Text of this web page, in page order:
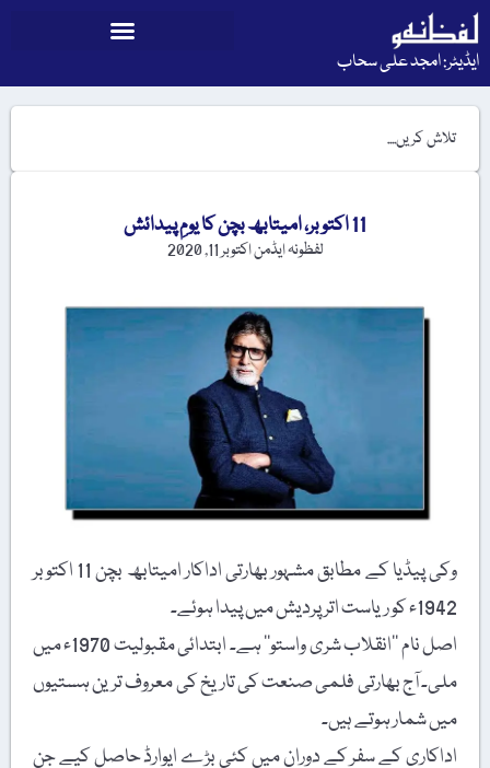
ایڈیٹر: امجد علی سحاب
11 اکتوبر، امیتابھ بچن کا یومِ پیدائش
لفظونہ ایڈمناکتوبر 11, 2020
وکی پیڈیا کے مطابق مشہور بھارتی اداکار امیتابھ بچن 11 اکتوبر
1942ء کو ریاست اتر پردیش میں پیدا ہوئے۔
اصل نام ’’انقلاب شری واستو‘‘ ہے۔ ابتدائی مقبولیت 1970ء میں
ملی۔ آج بھارتی فلمی صنعت کی تاریخ کی معروف ترین ہستیوں
میں شمار ہوتے ہیں۔
اداکاری کے سفر کے دوران میں کئی بڑے ایوارڈ حاصل کیے جن